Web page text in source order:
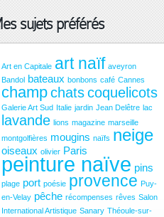
sujets préférés
Art en Capitale art naïf aveyron
Bandol
bateaux bonbons café Cannes
champchatscoquelicots
Galerie Art Sud Italie jardin Jean Delêtre lac
lavande lions magazine marseille
montgolfières mougins naïfs neige
oiseaux olivier Paris
peinture naïve pins
plage port poésie provence Puy-
en-Velay pêche récompenses rêves Salon
International Artistique Sanary Théoule-sur-